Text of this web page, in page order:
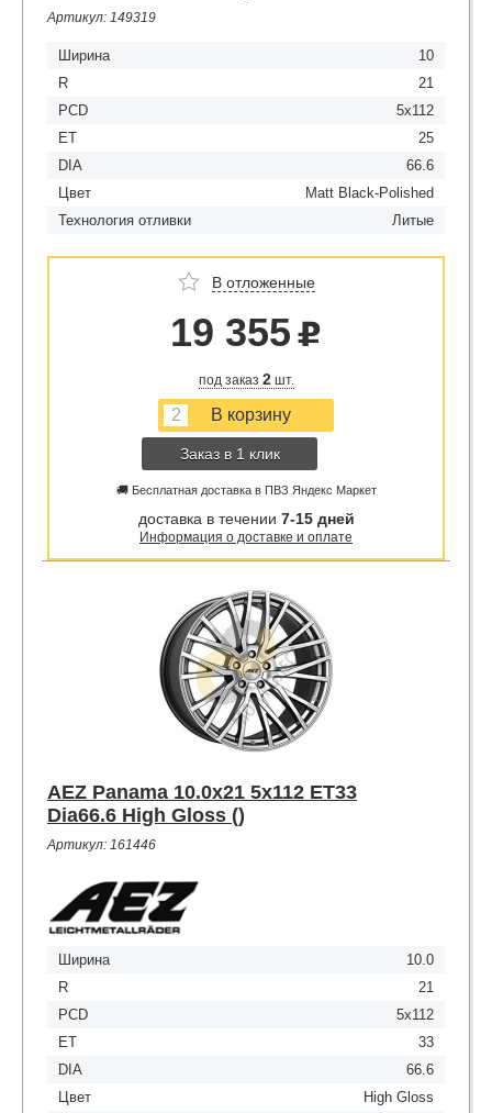
Артикул: 149319
Ширина
10
R
21
PCD
5x112
ET
25
DIA
66.6
Цвет
Matt Black-Polished
Технология отливки
Литые
В отложенные
19 355 u
под заказ 2шт.
Заказ в 1 клик
🚚 Бесплатная доставка в ПВЗ Яндекс Маркет
доставка в течении 7-15 дней
Информация о доставке и оплате
AEZ Panama 10.0x21 5x112 ET33
Dia66.6 High Gloss ()
Артикул: 161446
Ширина
10.0
R
21
PCD
5x112
ET
33
DIA
66.6
Цвет
High Gloss